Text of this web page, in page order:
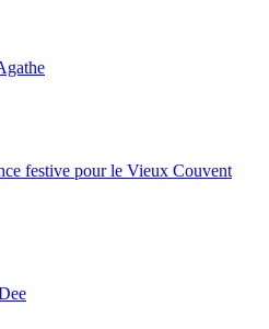
festive pour le Vieux Couvent